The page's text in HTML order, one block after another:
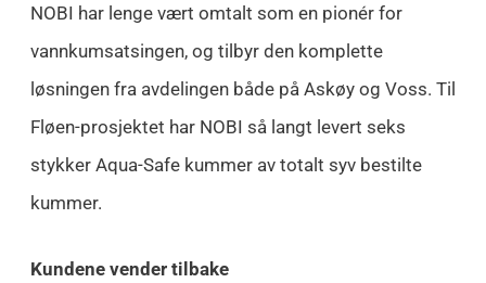
NOBI har lenge vært omtalt som en pionér for
vannkumsatsingen, og tilbyr den komplette
løsningen fra avdelingen både på Askøy og Voss. Til
Fløen-prosjektet har NOBI så langt levert seks
stykker Aqua-Safe kummer av totalt syv bestilte
kummer.
Kundene vender tilbake